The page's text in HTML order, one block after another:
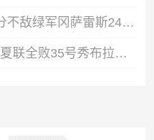
🏀夏联-国王首节仅4分不敌绿军冈萨雷斯24+10+5塞纳克10+12
🏀夏联-雷霆不敌掘金夏联全败35号秀布拉齐尔32+6马拉14+7+6